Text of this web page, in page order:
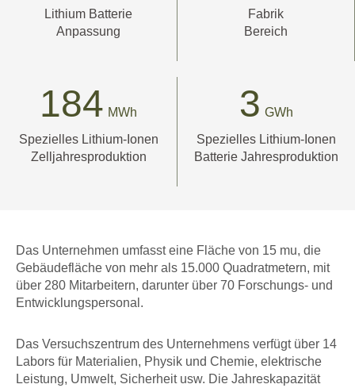
Lithium Batterie
Anpassung
Fabrik
Bereich
184 MWh
Spezielles Lithium-Ionen
Zelljahresproduktion
3 GWh
Spezielles Lithium-Ionen
Batterie Jahresproduktion
Das Unternehmen umfasst eine Fläche von 15 mu, die
Gebäudefläche von mehr als 15.000 Quadratmetern, mit
über 280 Mitarbeitern, darunter über 70 Forschungs- und
Entwicklungspersonal.
Das Versuchszentrum des Unternehmens verfügt über 14
Labors für Materialien, Physik und Chemie, elektrische
Leistung, Umwelt, Sicherheit usw. Die Jahreskapazität